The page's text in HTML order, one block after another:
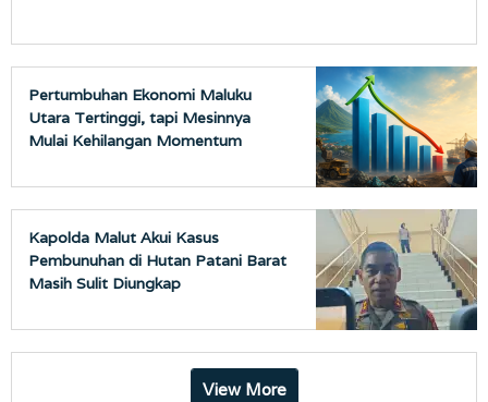
Pertumbuhan Ekonomi Maluku
Utara Tertinggi, tapi Mesinnya
Mulai Kehilangan Momentum
Kapolda Malut Akui Kasus
Pembunuhan di Hutan Patani Barat
Masih Sulit Diungkap
View More